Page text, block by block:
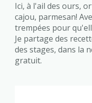
Ici, à l'ail des ours,
cajou, parmesan!
trempées pour
Je partage des
des stages, dans la
gratuit.